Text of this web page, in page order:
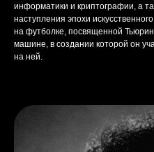
информатики и криптографии, а
наступления эпохи
на футболке, посвященной
машине, в создании которой он
на ней.